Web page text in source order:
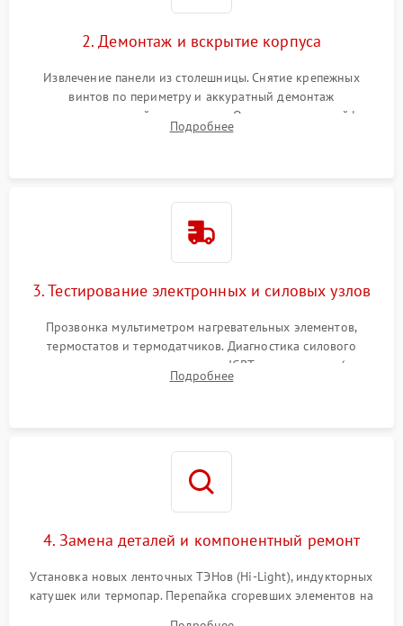
2. Демонтаж и вскрытие корпуса
Извлечение панели из столешницы. Снятие крепежных
винтов по периметру и аккуратный демонтаж
стеклокерамической поверхности. Отсоединение шлейфов
сенсорного блока для доступа к силовым платам, катушкам
Подробнее
3. Тестирование электронных и силовых узлов
Прозвонка мультиметром нагревательных элементов,
термостатов и термодатчиков. Диагностика силового
модуля, реле, диодных мостов и IGBT-транзисторов (для
индукции). Проверка кранов и газ-контроля (для газовых
Подробнее
4. Замена деталей и компонентный ремонт
Установка новых ленточных ТЭНов (Hi-Light), индукторных
катушек или термопар. Перепайка сгоревших элементов на